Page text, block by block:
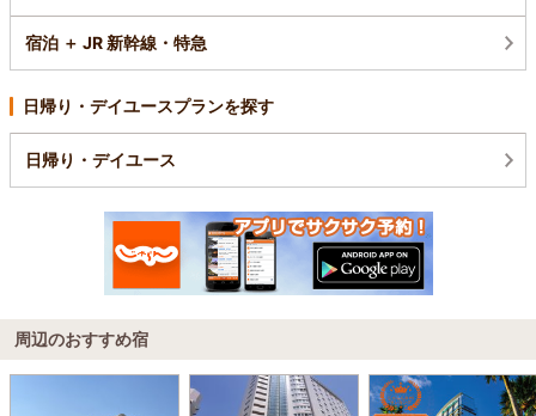
宿泊 ＋ JR 新幹線・特急
日帰り・デイユースプランを探す
日帰り・デイユース
周辺のおすすめ宿